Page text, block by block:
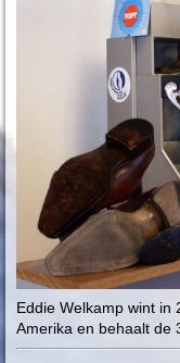
Eddie Welkamp wint in
Amerika en behaalt de